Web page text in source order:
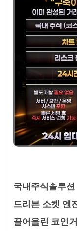
국내주식솔루
드리븐 소켓 엔
끌어올린 코인